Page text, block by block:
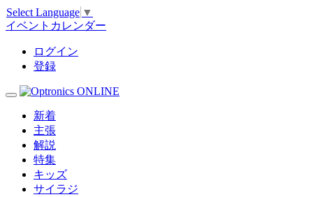
Select Language ▼
イベントカレンダー
ログイン
登録
新着
主張
解説
特集
キッズ
サイラジ